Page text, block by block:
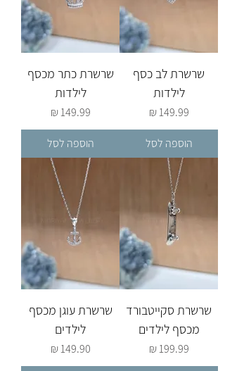
שרשרת לב כסף
לילדות
מחיר
הוספה לסל
שרשרת כתר מכסף
לילדות
מחיר
הוספה לסל
שרשרת סקייטבורד
מכסף לילדים
מחיר
שרשרת עוגן מכסף
לילדים
מחיר